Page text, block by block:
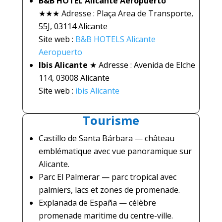
★★★ Adresse : Plaça Area de Transporte,
55J, 03114 Alicante
Site web : B&B HOTELS Alicante
Aeropuerto
Ibis Alicante ★ Adresse : Avenida de Elche
114, 03008 Alicante
Site web : ibis Alicante
Tourisme
Castillo de Santa Bárbara — château
emblématique avec vue panoramique sur
Alicante.
Parc El Palmerar— parc tropical avec
palmiers, lacs et zones de promenade.
Explanada de España — célèbre
promenade maritime du centre-ville.